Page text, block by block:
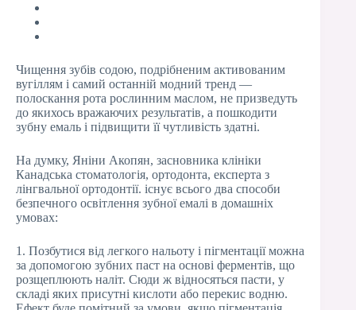
Чищення зубів содою, подрібненим активованим
вугіллям і самий останній модний тренд —
полоскання рота рослинним маслом, не призведуть
до якихось вражаючих результатів, а пошкодити
зубну емаль і підвищити її чутливість здатні.
На думку, Яніни Акопян, засновника клініки
Канадська стоматологія, ортодонта, експерта з
лінгвальної ортодонтії. існує всього два способи
безпечного освітлення зубної емалі в домашніх
умовах:
1. Позбутися від легкого нальоту і пігментації можна
за допомогою зубних паст на основі ферментів, що
розщеплюють наліт. Сюди ж відносяться пасти, у
складі яких присутні кислоти або перекис водню.